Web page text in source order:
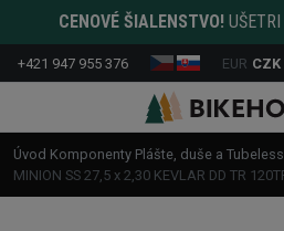
CENOVÉ ŠIALENSTVO!
+421 947 955 376 EUR CZK
Úvod Komponenty Plášte, duše a Tubeless
MINION SS 27,5 x 2,30 KEVLAR DD TR